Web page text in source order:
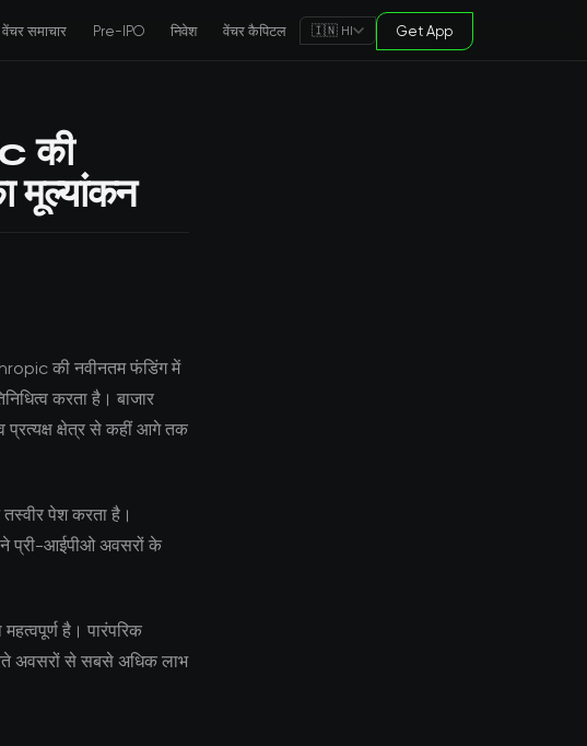
वेंचर समाचार Pre-IPO निवेश वेंचर कैपिटल 🇮🇳 HI Get App
की
मूल्यांकन
की नवीनतम फंडिंग में
करता है। बाजार
प्रत्यक्ष क्षेत्र से कहीं आगे तक
पेश करता है।
ने प्री-आईपीओ अवसरों के
है। पारंपरिक
अवसरों से सबसे अधिक लाभ